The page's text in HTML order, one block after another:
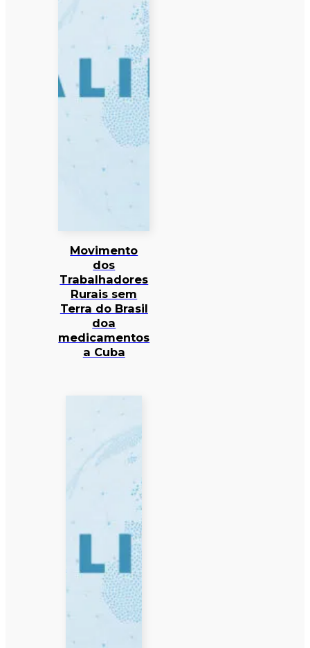
Movimento
dos
Trabalhadores
Rurais sem
Terra do Brasil
doa
medicamentos
a Cuba